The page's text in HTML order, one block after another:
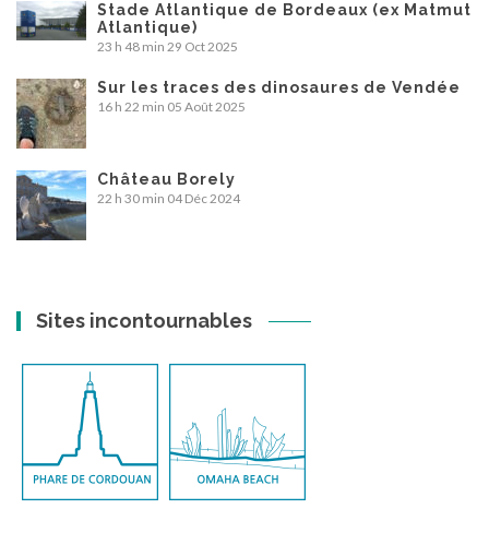
Stade Atlantique de Bordeaux (ex Matmut
Atlantique)
23 h 48 min 29 Oct 2025
Sur les traces des dinosaures de Vendée
16 h 22 min 05 Août 2025
Château Borely
22 h 30 min 04 Déc 2024
Sites incontournables